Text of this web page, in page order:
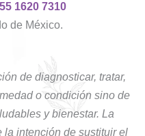
1620 7310
de México.
de diagnosticar, tratar,
o condición sino de
y bienestar. La
la intención de sustituir el